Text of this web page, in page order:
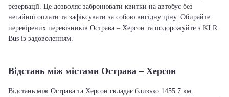
резервації. Це дозволяє забронювати квитки на автобус без
негайної оплати та зафіксувати за собою вигідну ціну. Обирайте
перевірених перевізників Острава – Херсон та подорожуйте з KLR
Bus із задоволенням.
Відстань між містами Острава – Херсон
Відстань між Острава та Херсон складає близько 1455.7 км.